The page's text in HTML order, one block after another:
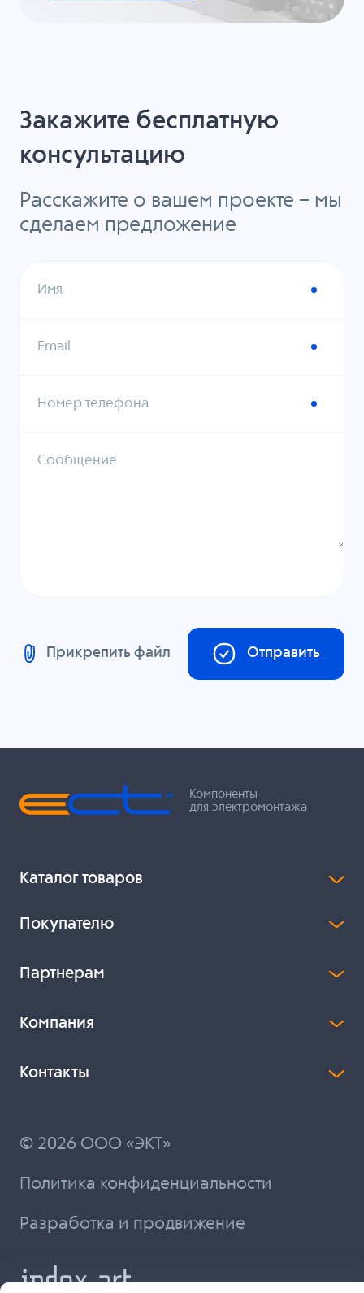
Закажите бесплатную
консультацию
Расскажите о вашем проекте – мы
сделаем предложение
Имя
Email
Номер телефона
Сообщение
Прикрепить файл Отправить
Компоненты
для электромонтажа
Каталог товаров
Покупателю
Партнерам
Компания
Контакты
© 2026 ООО «ЭКТ»
Политика конфиденциальности
Разработка и продвижение